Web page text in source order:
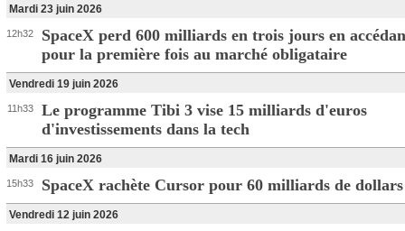
Mardi 23 juin 2026
12h32
SpaceX perd 600 milliards en trois jours en
pour la première fois au marché obligataire
Vendredi 19 juin 2026
11h33
Le programme Tibi 3 vise 15 milliards d'euros
d'investissements dans la tech
Mardi 16 juin 2026
15h33 SpaceX rachète Cursor pour 60 milliards de dollars
Vendredi 12 juin 2026